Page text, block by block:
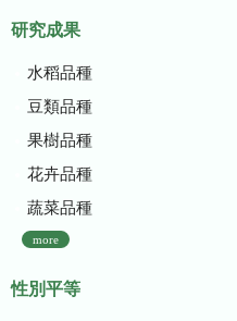
研究成果
水稻品種
豆類品種
果樹品種
花卉品種
蔬菜品種
more
性別平等